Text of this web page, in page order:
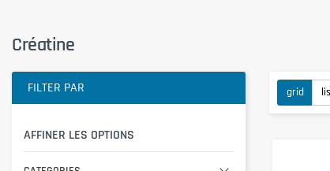
Créatine
FILTER PAR
AFFINER LES OPTIONS
grid